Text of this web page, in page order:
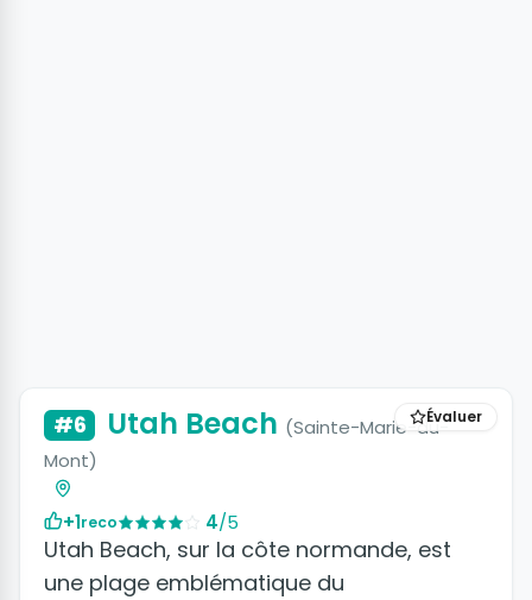
Évaluer
#6 Utah Beach (Sainte-Marie-du-
Mont)
+1reco 4/5
Utah Beach, sur la côte normande, est
une plage emblématique du